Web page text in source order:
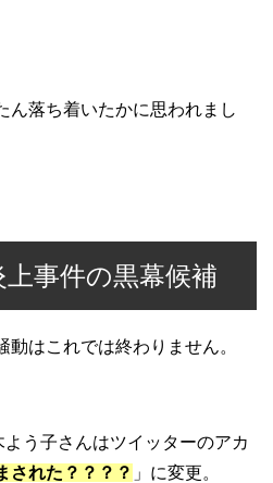
ん落ち着いたかに思われまし
事件の黒幕候補
動はこれでは終わりません。
う子さんはツイッターのアカ
された？？？？ 」に変更。